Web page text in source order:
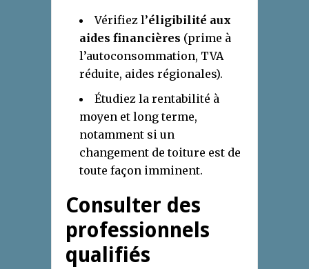
Vérifiez l’éligibilité aux
aides financières (prime à
l’autoconsommation, TVA
réduite, aides régionales).
Étudiez la rentabilité à
moyen et long terme,
notamment si un
changement de toiture est de
toute façon imminent.
Consulter des
professionnels
qualifiés